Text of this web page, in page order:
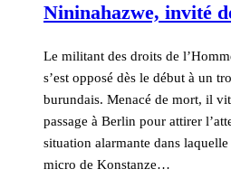
Nininahazwe, invité
Le militant des droits de
s’est opposé dès le début à un
burundais. Menacé de mort, il
passage à Berlin pour attirer
situation alarmante dans
micro de Konstanze…